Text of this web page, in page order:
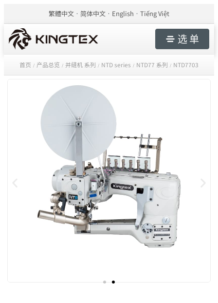
繁體中文 简体中文 English Tiếng Việt
选 单
首页 / 产品总览 / 并缝机 系列 / NTD series / NTD77 系列 / NTD7703